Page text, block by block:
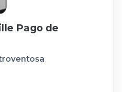
Pago de